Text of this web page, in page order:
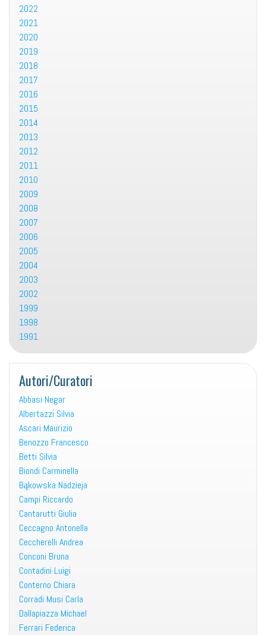
2022
2021
2020
2019
2018
2017
2016
2015
2014
2013
2012
2011
2010
2009
2008
2007
2006
2005
2004
2003
2002
1999
1998
1991
Autori/Curatori
Abbasi Negar
Albertazzi Silvia
Ascari Maurizio
Benozzo Francesco
Betti Silvia
Biondi Carminella
Bąkowska Nadzieja
Campi Riccardo
Cantarutti Giulia
Ceccagno Antonella
Ceccherelli Andrea
Conconi Bruna
Contadini Luigi
Conterno Chiara
Corradi Musi Carla
Dallapiazza Michael
Ferrari Federica